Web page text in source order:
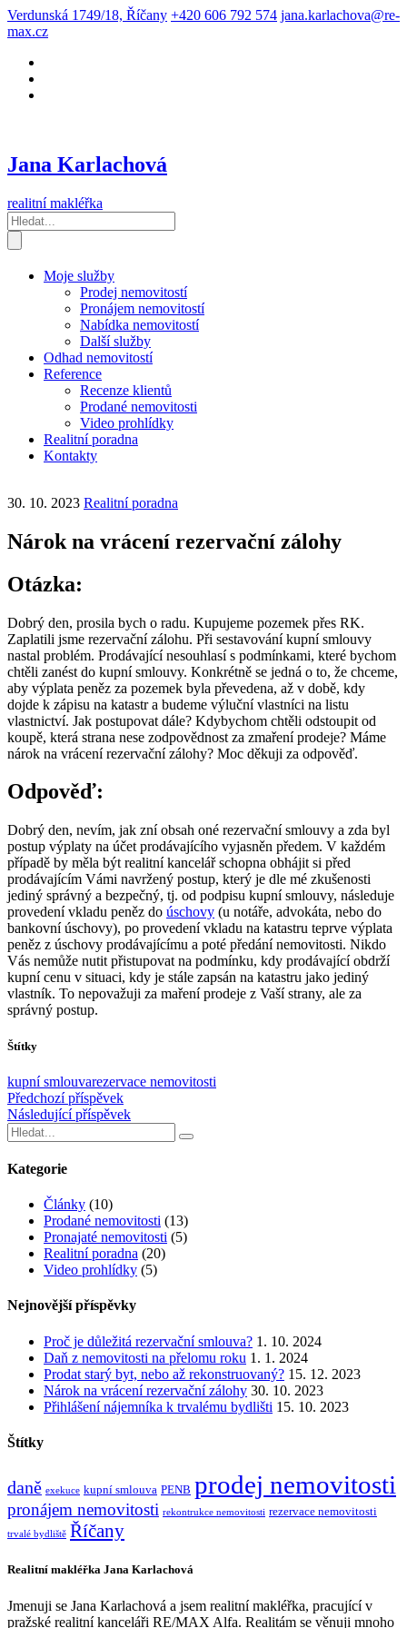
Verdunská 1749/18, Říčany +420 606 792 574 jana.karlachova@re-
max.cz
Jana Karlachová
realitní makléřka
Moje služby
Prodej nemovitostí
Pronájem nemovitostí
Nabídka nemovitostí
Další služby
Odhad nemovitostí
Reference
Recenze klientů
Prodané nemovitosti
Video prohlídky
Realitní poradna
Kontakty
30. 10. 2023 Realitní poradna
Nárok na vrácení rezervační zálohy
Otázka:
Dobrý den, prosila bych o radu. Kupujeme pozemek přes RK.
Zaplatili jsme rezervační zálohu. Při sestavování kupní smlouvy
nastal problém. Prodávající nesouhlasí s podmínkami, které bychom
chtěli zanést do kupní smlouvy. Konkrétně se jedná o to, že chceme,
aby výplata peněz za pozemek byla převedena, až v době, kdy
dojde k zápisu na katastr a budeme výluční vlastníci na listu
vlastnictví. Jak postupovat dále? Kdybychom chtěli odstoupit od
koupě, která strana nese zodpovědnost za zmaření prodeje? Máme
nárok na vrácení rezervační zálohy? Moc děkuji za odpověď.
Odpověď:
Dobrý den, nevím, jak zní obsah oné rezervační smlouvy a zda byl
postup výplaty na účet prodávajícího vyjasněn předem. V každém
případě by měla být realitní kancelář schopna obhájit si před
prodávajícím Vámi navržený postup, který je dle mé zkušenosti
jediný správný a bezpečný, tj. od podpisu kupní smlouvy, následuje
provedení vkladu peněz do úschovy (u notáře, advokáta, nebo do
bankovní úschovy), po provedení vkladu na katastru teprve výplata
peněz z úschovy prodávajícímu a poté předání nemovitosti. Nikdo
Vás nemůže nutit přistupovat na podmínku, kdy prodávající obdrží
kupní cenu v situaci, kdy je stále zapsán na katastru jako jediný
vlastník. To nepovažuji za maření prodeje z Vaší strany, ale za
správný postup.
Štítky
kupní smlouvarezervace nemovitosti
Předchozí příspěvek
Následující příspěvek
Kategorie
Články (10)
Prodané nemovitosti (13)
Pronajaté nemovitosti (5)
Realitní poradna (20)
Video prohlídky (5)
Nejnovější příspěvky
Proč je důležitá rezervační smlouva? 1. 10. 2024
Daň z nemovitosti na přelomu roku 1. 1. 2024
Prodat starý byt, nebo až rekonstruovaný? 15. 12. 2023
Nárok na vrácení rezervační zálohy 30. 10. 2023
Přihlášení nájemníka k trvalému bydlišti 15. 10. 2023
Štítky
daně exekuce kupní smlouva PENB prodej nemovitosti
pronájem nemovitosti rekontrukce nemovitosti rezervace nemovitosti
trvalé bydliště Říčany
Realitní makléřka Jana Karlachová
Jmenuji se Jana Karlachová a jsem realitní makléřka, pracující v
pražské realitní kanceláři RE/MAX Alfa. Realitám se věnuji mnoho